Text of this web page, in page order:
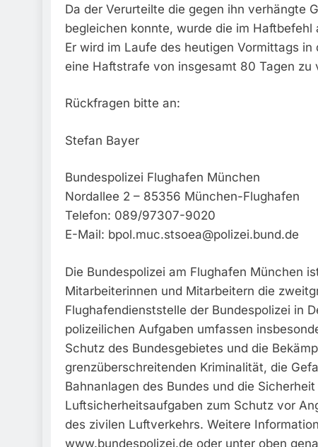
Da der Verurteilte die gegen ihn verhängte
begleichen konnte, wurde die im
Er wird im Laufe des heutigen Vormittags
eine Haftstrafe von insgesamt 80 Tagen zu
Rückfragen bitte an:
Stefan Bayer
Bundespolizei Flughafen München
Nordallee 2 – 85356 München-Flughafen
Telefon: 089/97307-9020
E-Mail: bpol.muc.stsoea@polizei.bund.de
Die Bundespolizei am Flughafen München
Mitarbeiterinnen und Mitarbeitern die
Flughafendienststelle der Bundespolizei in
polizeilichen Aufgaben umfassen
Schutz des Bundesgebietes und die
grenzüberschreitenden Kriminalität, die
Bahnanlagen des Bundes und die
Luftsicherheitsaufgaben zum Schutz vor
des zivilen Luftverkehrs. Weitere
www.bundespolizei.de oder unter oben